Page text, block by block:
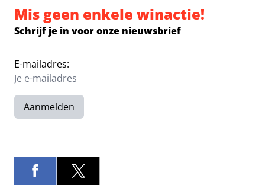
Mis geen enkele winactie!
Schrijf je in voor onze nieuwsbrief
E-mailadres:
Aanmelden